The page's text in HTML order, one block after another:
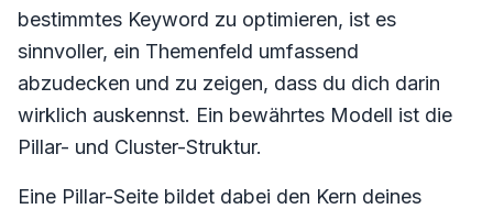
bestimmtes Keyword zu optimieren, ist es
sinnvoller, ein Themenfeld umfassend
abzudecken und zu zeigen, dass du dich darin
wirklich auskennst. Ein bewährtes Modell ist die
Pillar- und Cluster-Struktur.
Eine Pillar-Seite bildet dabei den Kern deines